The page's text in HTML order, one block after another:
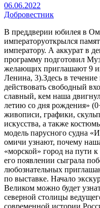
06.06.2022
Добровестник
В преддверии юбилея в
императоруоткрылся
императору. А аккурат в
программу подготовил
желающих приглашают 9
Ленина, 3).Здесь в течение
действовать свободный
славный, кем наша
летию со дня рождения»
живописи, графики,
искусства, а также
модель парусного судна
омичи узнают, почему
«морской» город на пути
его появлении сыграла
любознательных
по выставке. Начало
Великом можно будет
северной столицы
современной истории